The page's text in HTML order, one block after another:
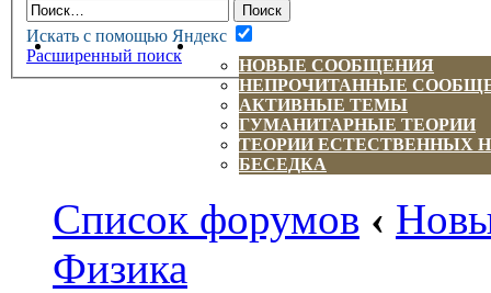
Искать с помощью Яндекс
Расширенный поиск
НОВАЯ ТЕОРИЯФОРУМ
НОВЫЕ СООБЩЕНИЯ
НЕПРОЧИТАННЫЕ
АКТИВНЫЕ ТЕМЫ
ГУМАНИТАРНЫЕ ТЕОРИИ
ТЕОРИИ ЕСТЕСТВЕННЫХ
БЕСЕДКА
Список форумов ‹
Физика